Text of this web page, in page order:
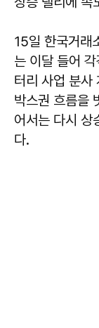
15일 한국거래
는 이달 들어
터리 사업 분사
박스권 흐름을
어서는 다시 상
다.